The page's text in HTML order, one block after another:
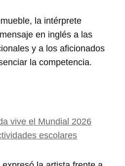
la intérprete
en inglés a las
y a los aficionados
la competencia.
vive el Mundial 2026
escolares